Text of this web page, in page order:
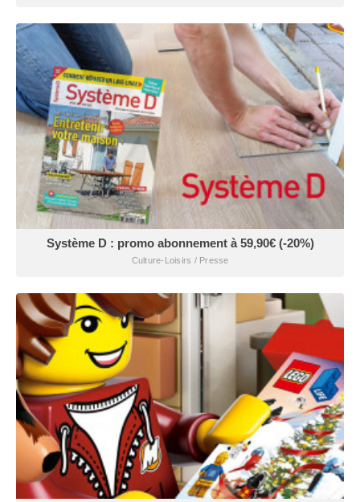
Système D : promo abonnement à 59,90€ (-20%)
Culture-Loisirs / Presse